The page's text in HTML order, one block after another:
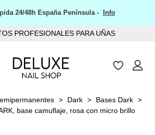
24/48h España Península - Info
PROFESIONALES PARA UÑAS
> Dark > Bases Dark >
base camuflaje, rosa con micro brillo